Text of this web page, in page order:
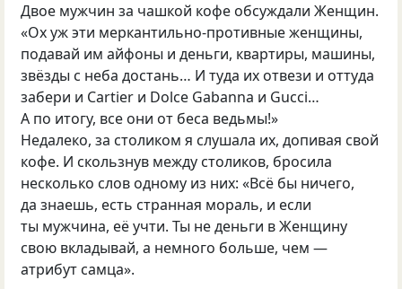
Двое мужчин за чашкой кофе обсуждали Женщин.
«Ох уж эти меркантильно-противные женщины,
подавай им айфоны и деньги, квартиры, машины,
звёзды с неба достань… И туда их отвези и оттуда
забери и Cartier и Dolce Gabanna и Gucci…
А по итогу, все они от беса ведьмы!»
Недалеко, за столиком я слушала их, допивая свой
кофе. И скользнув между столиков, бросила
несколько слов одному из них: «Всё бы ничего,
да знаешь, есть странная мораль, и если
ты мужчина, её учти. Ты не деньги в Женщину
свою вкладывай, а немного больше, чем —
атрибут самца».